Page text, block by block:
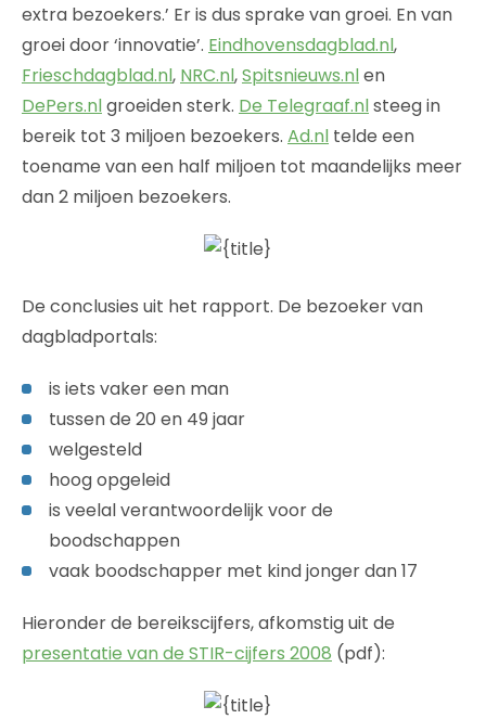
extra bezoekers.’ Er is dus sprake van groei. En van
groei door ‘innovatie’. Eindhovensdagblad.nl,
Frieschdagblad.nl, NRC.nl,Spitsnieuws.nlen
DePers.nlgroeiden sterk. De Telegraaf.nlsteeg in
bereik tot 3 miljoen bezoekers. Ad.nl telde een
toename van een half miljoen tot maandelijks meer
dan 2 miljoen bezoekers.
De conclusies uit het rapport. De bezoeker van
dagbladportals:
is iets vaker een man
tussen de 20 en 49 jaar
welgesteld
hoog opgeleid
is veelal verantwoordelijk voor de
boodschappen
vaak boodschapper met kind jonger dan 17
Hieronder de bereikscijfers, afkomstig uit de
presentatie van de STIR-cijfers 2008 (pdf):